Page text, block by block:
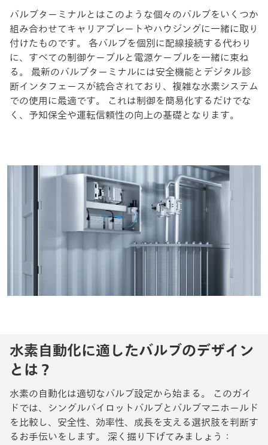
バルブターミナルとはこのような個々のバルブをいくつか
組み合わせてキャリアプレートやハウジングに一緒に取り
付けたものです。 各バルブを個別に配線接続する代わり
に、すべての制御ケーブルと電源ケーブルを一緒に束ね
る。 最新のバルブターミナルには安全機能とデジタル診
断インタフェースが統合されており、複雑な水素システム
での使用に最適です。 これは制御を簡易化するだけでな
く、予知保全や運転信頼性の向上の基礎となります。
水素自動化に適したバルブのデザイン
とは？
水素の自動化は適切なバルブ設定から始まる。 このガイ
ドでは、シングルパイロットバルブとバルブマニホールド
を比較し、安全性、効率性、成長を支える選択肢を判断す
るお手伝いをします。 深く掘り下げてみましょう： ​